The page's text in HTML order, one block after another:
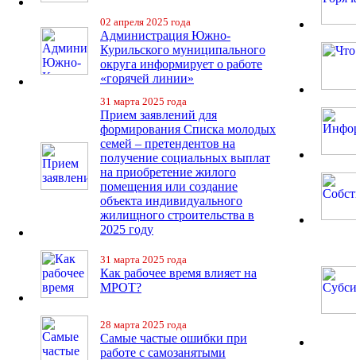
02 апреля 2025 года
Администрация Южно-
Курильского муниципального
округа информирует о работе
«горячей линии»
31 марта 2025 года
Прием заявлений для
формирования Списка молодых
семей – претендентов на
получение социальных выплат
на приобретение жилого
помещения или создание
объекта индивидуального
жилищного строительства в
2025 году
31 марта 2025 года
Как рабочее время влияет на
МРОТ?
28 марта 2025 года
Самые частые ошибки при
работе с самозанятыми